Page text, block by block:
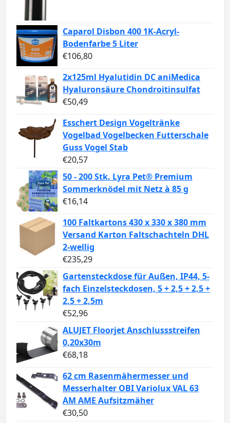
Caparol Disbon 400 1K-Acryl-
Bodenfarbe 5 Liter
€106,80
2x125ml Hyalutidin DC aniMedica
Hyaluronsäure Chondroitinsulfat
€50,49
Esschert Design Vogeltränke
Vogelbad Vogelbecken Futterschale
Guss Vogel Stab
€20,57
50 - 200 Stk. Lyra Pet® Premium
Sommerknödel mit Netz à 85 g
€16,14
100 Faltkartons 430 x 330 x 380 mm
Versand Karton Faltschachteln DHL
2-wellig
€235,29
Gartensteckdose für Außen, IP44, 5-
fach Einzelsteckdosen, 5 + 2,5 + 2,5 +
2,5 + 2,5m
€52,96
ALUJET Floorjet Anschlussstreifen
0,20x30m
€68,18
62 cm Rasenmähermesser und
Messerhalter OBI Variolux VAL 63
AM AME Aufsitzmäher
€30,50